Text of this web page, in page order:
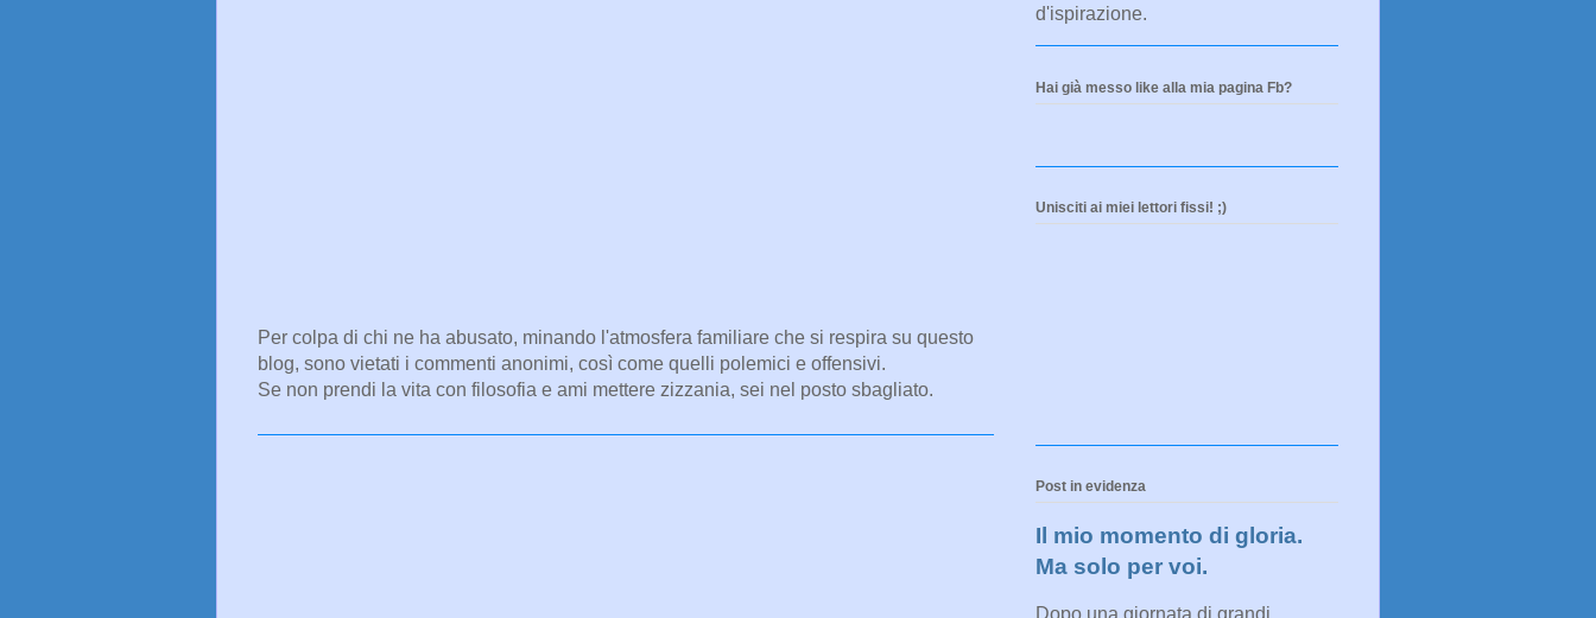
Per colpa di chi ne ha abusato, minando l'atmosfera familiare che si respira su questo
blog, sono vietati i commenti anonimi, così come quelli polemici e offensivi.
Se non prendi la vita con filosofia e ami mettere zizzania, sei nel posto sbagliato.
d'ispirazione.
Hai già messo like alla mia pagina Fb?
Unisciti ai miei lettori fissi! ;)
Post in evidenza
Il mio momento di gloria.
Ma solo per voi.
Dopo una giornata di grandi